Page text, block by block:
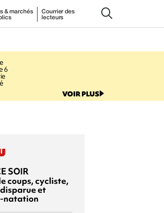
& marchés
Courrier des
lecteurs
6
VOIR PLUS
SOIR
coups, cycliste,
et
natation